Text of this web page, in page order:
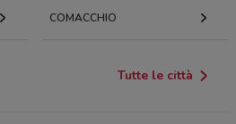
COMACCHIO
Tutte le città